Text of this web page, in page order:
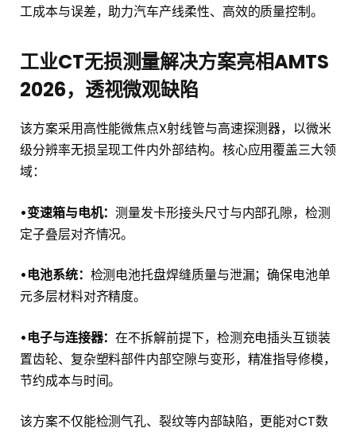
工成本与误差，助力汽车产线柔性、高效的质量控制。
工业CT无损测量解决方案亮相AMTS
2026，透视微观缺陷
该方案采用高性能微焦点X射线管与高速探测器，以微米
级分辨率无损呈现工件内外部结构。核心应用覆盖三大领
域：
•变速箱与电机：测量发卡形接头尺寸与内部孔隙，检测
定子叠层对齐情况。
•电池系统： 检测电池托盘焊缝质量与泄漏；确保电池单
元多层材料对齐精度。
•电子与连接器：在不拆解前提下，检测充电插头互锁装
置齿轮、复杂塑料部件内部空隙与变形，精准指导修模，
节约成本与时间。
该方案不仅能检测气孔、裂纹等内部缺陷，更能对CT数